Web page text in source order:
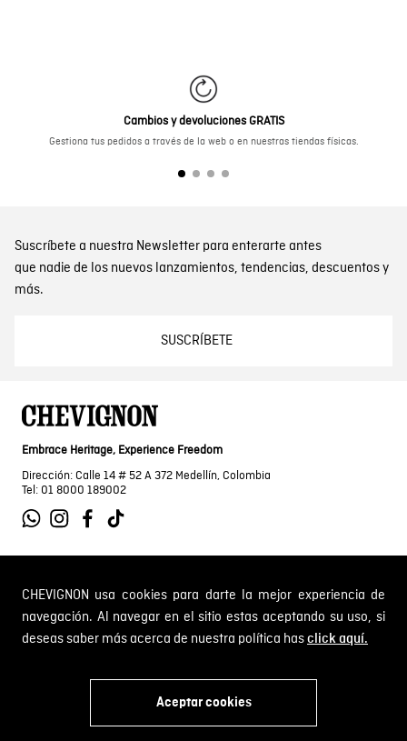
CHEVIGNON usa cookies para darte la mejor experiencia de
navegación. Al navegar en el sitio estas aceptando su uso, si
deseas saber más acerca de nuestra política hasclick aquí.
Aceptar cookies
Cambios y devoluciones GRATIS
Gestiona tus pedidos a través de la web o en nuestras tiendas físicas.
Suscríbete a nuestra Newsletter para enterarte antes
que nadie de los nuevos lanzamientos, tendencias, descuentos y
más.
SUSCRÍBETE
Embrace Heritage, Experience Freedom
Dirección: Calle 14 # 52 A 372 Medellín, Colombia
Tel: 01 8000 189002
SOBRE NOSOTROS
Encuentra tu tienda
Mapa del sitio